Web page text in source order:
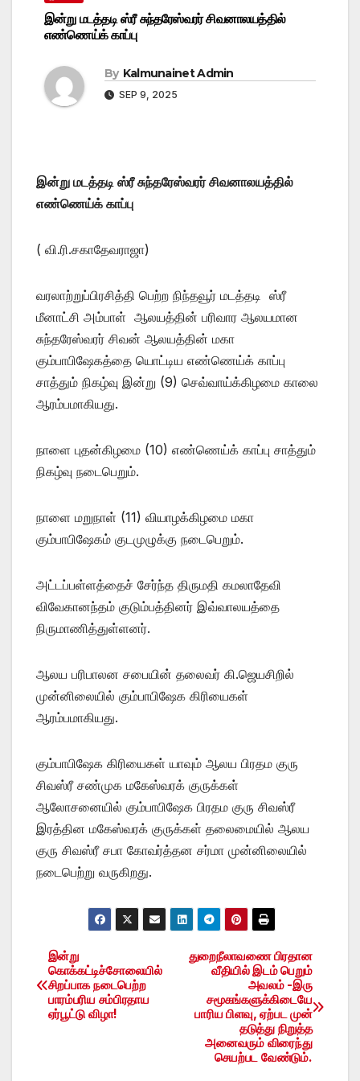
இன்று மடத்தடி ஸ்ரீ சுந்தரேஸ்வரர் சிவனாலயத்தில்
எண்ணெய்க் காப்பு
By Kalmunainet Admin
SEP 9, 2025
இன்று மடத்தடி ஸ்ரீ சுந்தரேஸ்வரர் சிவனாலயத்தில்
எண்ணெய்க் காப்பு
( வி.ரி.சகாதேவராஜா)
வரலாற்றுப்பிரசித்தி பெற்ற நிந்தவூர் மடத்தடி ஸ்ரீ
மீனாட்சி அம்பாள் ஆலயத்தின் பரிவார ஆலயமான
சுந்தரேஸ்வரர் சிவன் ஆலயத்தின் மகா
கும்பாபிஷேகத்தை யொட்டிய எண்ணெய்க் காப்பு
சாத்தும் நிகழ்வு இன்று (9) செவ்வாய்க்கிழமை காலை
ஆரம்பமாகியது.
நாளை புதன்கிழமை (10) எண்ணெய்க் காப்பு சாத்தும்
நிகழ்வு நடைபெறும்.
நாளை மறுநாள் (11) வியாழக்கிழமை மகா
கும்பாபிஷேகம் குடமுழுக்கு நடைபெறும்.
அட்டப்பள்ளத்தைச் சேர்ந்த திருமதி கமலாதேவி
விவேகானந்தம் குடும்பத்தினர் இவ்வாலயத்தை
நிருமாணித்துள்ளனர்.
ஆலய பரிபாலன சபையின் தலைவர் கி.ஜெயசிறில்
முன்னிலையில் கும்பாபிஷேக கிரியைகள்
ஆரம்பமாகியது.
கும்பாபிஷேக கிரியைகள் யாவும் ஆலய பிரதம குரு
சிவஸ்ரீ சண்முக மகேஸ்வரக் குருக்கள்
ஆலோசனையில் கும்பாபிஷேக பிரதம குரு சிவஸ்ரீ
இரத்தின மகேஸ்வரக் குருக்கள் தலைமையில் ஆலய
குரு சிவஸ்ரீ சபா கோவர்த்தன சர்மா முன்னிலையில்
நடைபெற்று வருகிறது.
Post
navigation
துறைநீலாவணை பிரதான
வீதியில் இடம் பெறும்
அவலம் -இரு
சமூகங்களுக்கிடையே
பாரிய பிளவு, ஏற்பட முன்
தடுத்து நிறுத்த
அனைவரும் விரைந்து
செயற்பட வேண்டும்.
இன்று
கொக்கட்டிச்சோலையில்
சிறப்பாக நடைபெற்ற
பாரம்பரிய சம்பிரதாய
ஏர்பூட்டு விழா!